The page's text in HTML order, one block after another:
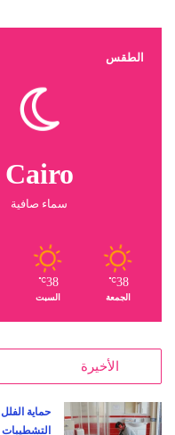
الطقس
Cairo
سماء صافية
38
℃
الجمعة
38
℃
السبت
الأخيرة
حماية
التشطيبات